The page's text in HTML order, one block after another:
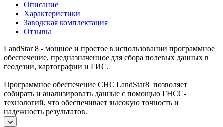
Описание
Характеристики
Заводская комплектация
Отзывы
LandStar 8 - мощное и простое в использовании программное
обеспечение, предназначенное для сбора полевых данных в
геодезии, картографии и ГИС.
Программное обеспечение CHC LandStar8 позволяет
собирать и анализировать данные с помощью ГНСС-
технологий, что обеспечивает высокую точность и
надежность результатов.